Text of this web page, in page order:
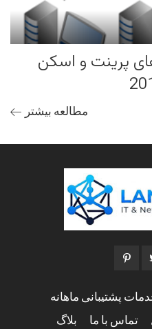
پرینت و اسکن
مطالعه بیشتر
پشتیبانی ماهانه
تماس با ما بلاگ